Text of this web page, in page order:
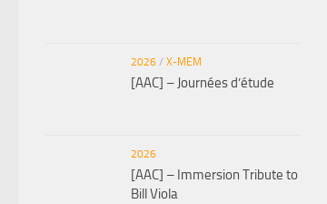
2026 / X-MEM
[AAC] – Journées d’étude
2026
[AAC] – Immersion Tribute to
Bill Viola